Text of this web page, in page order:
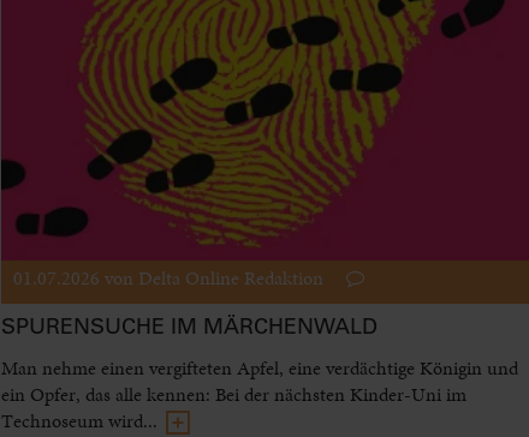
01.07.2026 von Delta Online Redaktion
SPURENSUCHE IM MÄRCHENWALD
Man nehme einen vergifteten Apfel, eine verdächtige Königin und
ein Opfer, das alle kennen: Bei der nächsten Kinder-Uni im
Technoseum wird...